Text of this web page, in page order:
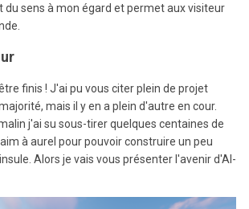
du sens à mon égard et permet aux visiteur
finis ! J'ai pu vous citer plein de projet
mais il y en a plein d'autre en cour.
j'ai su sous-tirer quelques centaines de
à aurel pour pouvoir construire un peu
Alors je vais vous présenter l'avenir d'Al-